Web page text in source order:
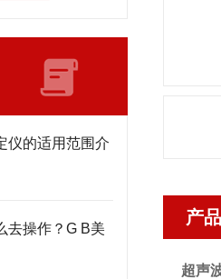
仪的适用范围介
去操作？G B美
产
超声